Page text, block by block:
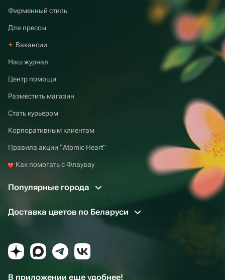
Фирменный стиль
Для прессы
Вакансии
Наш журнал
Центр помощи
Разместить магазин
Стать курьером
Корпоративным клиентам
Правила акции “Atomic Heart”
Как помогать с Флаувау
Популярные города
Доставка цветов по Беларуси
В приложении еще удобнее!